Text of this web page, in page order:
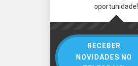
oportunidade!
RECEBER
NOVIDADES NO